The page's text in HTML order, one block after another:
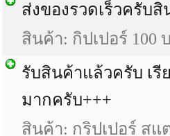
ส่งของรวดเร็วครับ
สินค้า: กิปเปอร์ 100
รับสินค้าแล้วครับ เ
มากครับ+++
สินค้า: กริปเปอร์ สแ